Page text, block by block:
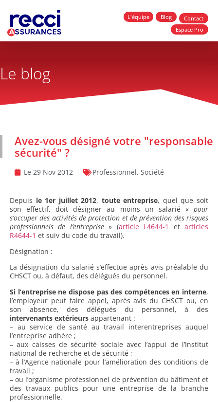
L'équipe Blog
Contact
Espace Pro
Le blog
Avez-vous désigné votre "responsable
sécurité" ?
Le 29 Nov 2012 Professionnel, Société
Depuis le 1er juillet 2012, toute entreprise, quel que soit
son effectif, doit désigner au moins un salarié « pour
s’occuper des activités de protection et de prévention des risques
professionnels de l’entreprise» (article L4644-1 etarticles
R4644-1 et suiv du code du travail).
Désignation :
La désignation du salarié s’effectue après avis préalable du
CHSCT ou, à défaut, des délégués du personnel.
Si l’entreprise ne dispose pas des compétences en interne,
l’employeur peut faire appel, après avis du CHSCT ou, en
son absence, des délégués du personnel, à des
intervenants extérieurs appartenant :
– au service de santé au travail interentreprises auquel
l’entreprise adhère ;
– aux caisses de sécurité sociale avec l’appui de l’Institut
national de recherche et de sécurité ;
– à l’Agence nationale pour l’amélioration des conditions de
travail ;
– ou l’organisme professionnel de prévention du bâtiment et
des travaux publics pour une entreprise de la branche
professionnelle.